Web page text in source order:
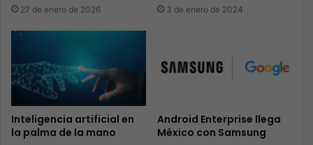
27 de enero de 2026 3 de enero de 2024
Inteligencia artificial en
la palma de la mano
Android Enterprise llega
México con Samsung